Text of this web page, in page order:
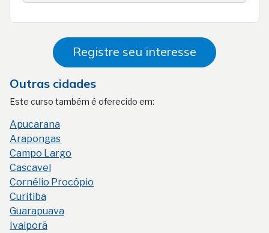
Registre seu interesse
Outras cidades
Este curso também é oferecido em:
Apucarana
Arapongas
Campo Largo
Cascavel
Cornélio Procópio
Curitiba
Guarapuava
Ivaiporã